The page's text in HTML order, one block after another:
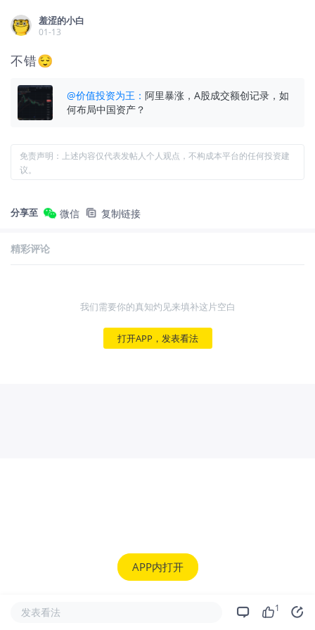
羞涩的小白
01-13
不错😌
@价值投资为王 ： 阿里暴涨，A股成交额创记录，如
何布局中国资产？
免责声明：上述内容仅代表发帖人个人观点，不构成本平台的任何投资建
议。
分享至 微信 复制链接
精彩评论
我们需要你的真知灼见来填补这片空白
打开APP，发表看法
APP内打开
发表看法 1